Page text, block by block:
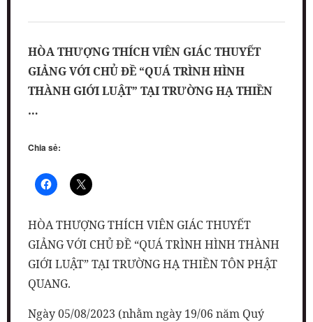
HÒA THƯỢNG THÍCH VIÊN GIÁC THUYẾT
GIẢNG VỚI CHỦ ĐỀ “QUÁ TRÌNH HÌNH
THÀNH GIỚI LUẬT” TẠI TRƯỜNG HẠ THIỀN
…
Chia sẻ:
HÒA THƯỢNG THÍCH VIÊN GIÁC THUYẾT
GIẢNG VỚI CHỦ ĐỀ “QUÁ TRÌNH HÌNH THÀNH
GIỚI LUẬT” TẠI TRƯỜNG HẠ THIỀN TÔN PHẬT
QUANG.
Ngày 05/08/2023 (nhằm ngày 19/06 năm Quý